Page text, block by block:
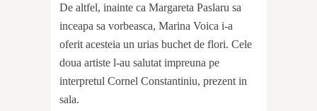
De altfel, inainte ca Margareta Paslaru sa
inceapa sa vorbeasca, Marina Voica i-a
oferit acesteia un urias buchet de flori. Cele
doua artiste l-au salutat impreuna pe
interpretul Cornel Constantiniu, prezent in
sala.